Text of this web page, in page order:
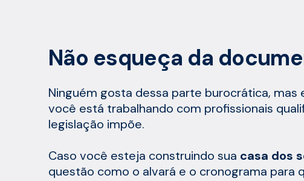
Não esqueça da
Ninguém gosta dessa parte burocrática,
você está trabalhando com profissionais
legislação impõe.
Caso você esteja construindo sua casa dos
questão como o alvará e o cronograma para